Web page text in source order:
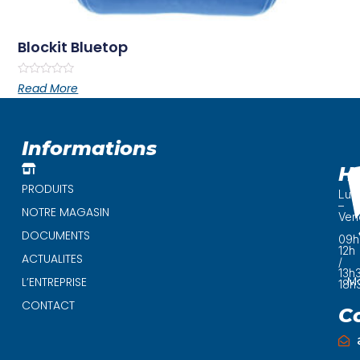
Blockit Bluetop
Rated
0
Read More
Informations
PRODUITS
NOTRE MAGASIN
DOCUMENTS
ACTUALITES
L’ENTREPRISE
CONTACT
–
12h
/